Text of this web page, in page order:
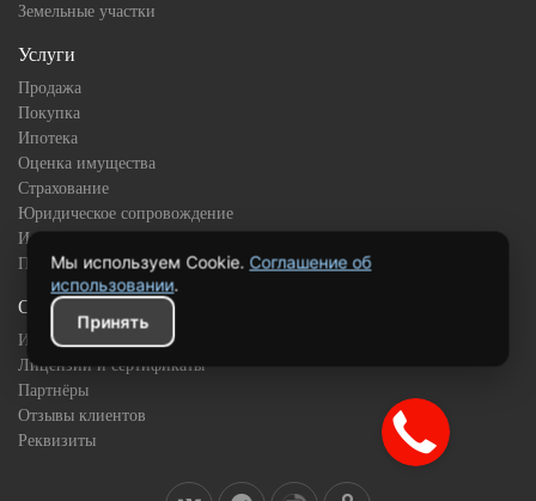
Земельные участки
Услуги
Продажа
Покупка
Ипотека
Оценка имущества
Страхование
Юридическое сопровождение
Инвестиционная недвижимость
Подбор квартиры в новостройке
О компании
История
Лицензии и сертификаты
Партнёры
Отзывы клиентов
Реквизиты
Мы используем Cookie. Соглашение об
использовании.
Принять